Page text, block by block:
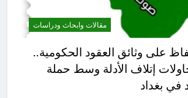
مقالات وابحاث ودراسات
على وثائق العقود الحكومية..
إتلاف الأدلة وسط حملة
في بغداد